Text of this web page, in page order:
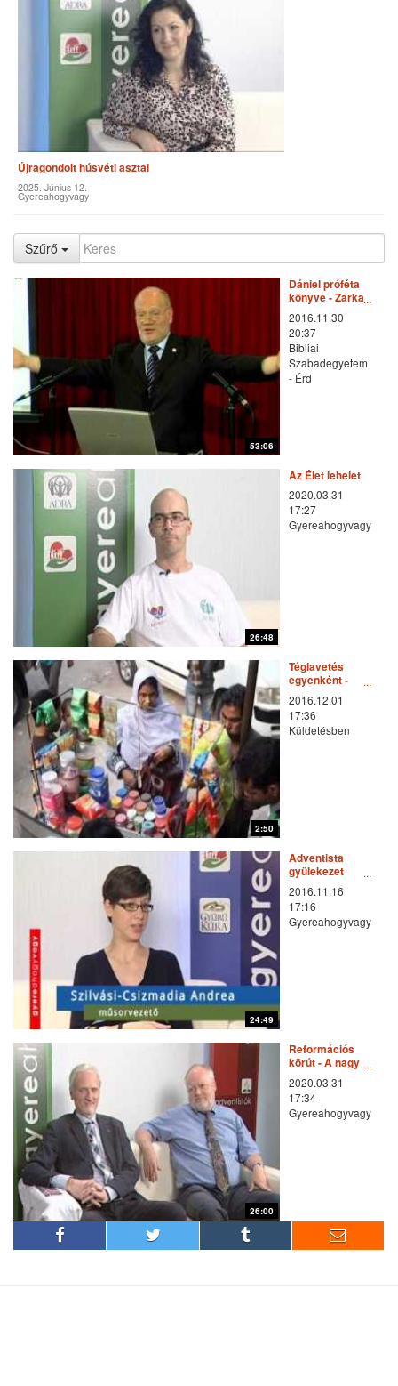
Újragondolt húsvéti asztal
2025. Június 12.
Gyereahogyvagy
Szűrő
53:06
Dániel próféta
könyve - Zarka
Péter előadása
2016.11.30
20:37
Bibliai
Szabadegyetem
- Érd
26:48
Az Élet lehelete
2020.03.31
17:27
Gyereahogyvagy
2:50
Téglavetés
egyenként -
Banglades
2016.12.01
17:36
Küldetésben
24:49
Adventista
gyülekezet
Budapest-
Rákoscsaba
2016.11.16
17:16
Gyereahogyvagy
26:00
Reformációs
körút - A nagy
kérdés
2020.03.31
17:34
Gyereahogyvagy